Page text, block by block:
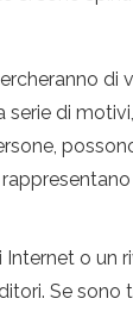
di
di
o un
Se